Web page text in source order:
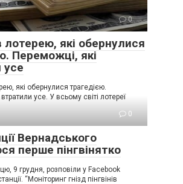
0
лотерею, які обернулися
Переможці, які
усе
які обернулися трагедією.
усе. У всьому світі лотереї
0
Вернадського
перше пінгвінятко
9 грудня, розповіли у Facebook
“Моніторинг гнізд пінгвінів